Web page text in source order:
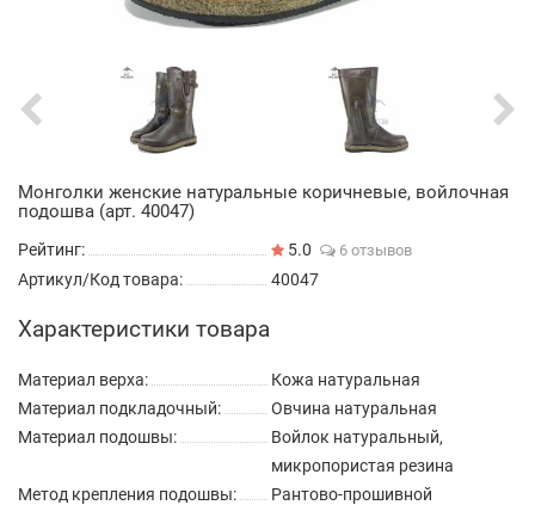
Монголки женские натуральные коричневые, войлочная
подошва (арт. 40047)
Рейтинг: 5.0 6 отзывов
Артикул/Код товара: 40047
Характеристики товара
Материал верха:
Кожа натуральная
Материал подкладочный:
Овчина натуральная
Материал подошвы:
Войлок натуральный,
микропористая резина
Метод крепления подошвы:
Рантово-прошивной